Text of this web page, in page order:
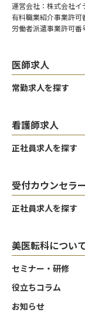
運営会社：株式会社イ
有料職業紹介事業許
労働者派遣事業許
医師求人
常勤求人を探す
看護師求人
正社員求人を探す
受付カウンセラ
正社員求人を探す
美医転科につい
セミナー・研修
役立ちコラム
お知らせ